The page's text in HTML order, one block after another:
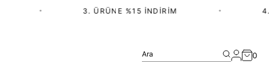
3. ÜRÜNE %15 İNDIRIM
Ara 0